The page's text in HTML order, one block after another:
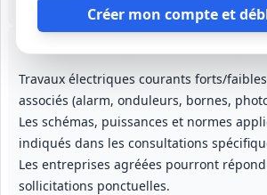
Créer mon compte et
: Gros œuvre,
Travaux électriques courants forts/
associés (alarm, onduleurs, bornes,
Les schémas, puissances et normes
indiqués dans les consultations
Les entreprises agréées pourront
sollicitations ponctuelles.
4 ans (01/01/2025 → 31/12/2028)